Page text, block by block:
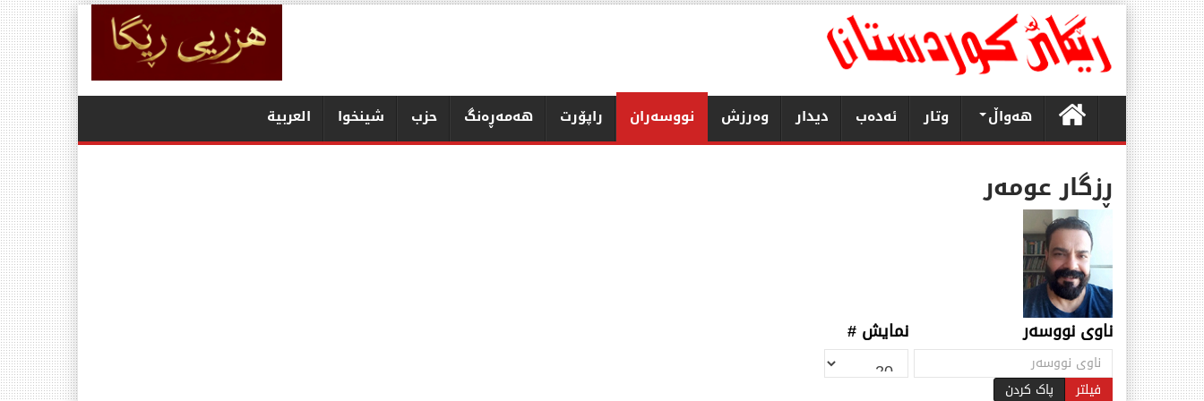
هەواڵ وتار ئەدەب دیدار وەرزش نووسەران راپۆرت هەمەڕەنگ حزب شينخوا العربیة
ڕزگار عومەر
ناوی نووسەر
فیلتر پاک کردن
نمایش #